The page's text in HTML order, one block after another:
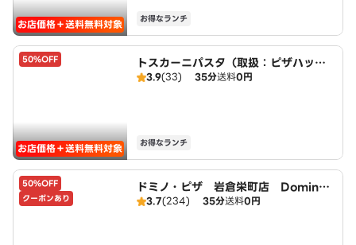
お店価格＋送料無料対象 お得なランチ
50%OFF
お店価格＋送料無料対象
トスカーニパスタ（取扱：ピザハット
北名古屋徳重店）
3.9(33) 35分送料0円
お得なランチ
50%OFF
クーポンあり
ドミノ・ピザ 岩倉栄町店 Domin
o's3.7(234) 35分送料0円